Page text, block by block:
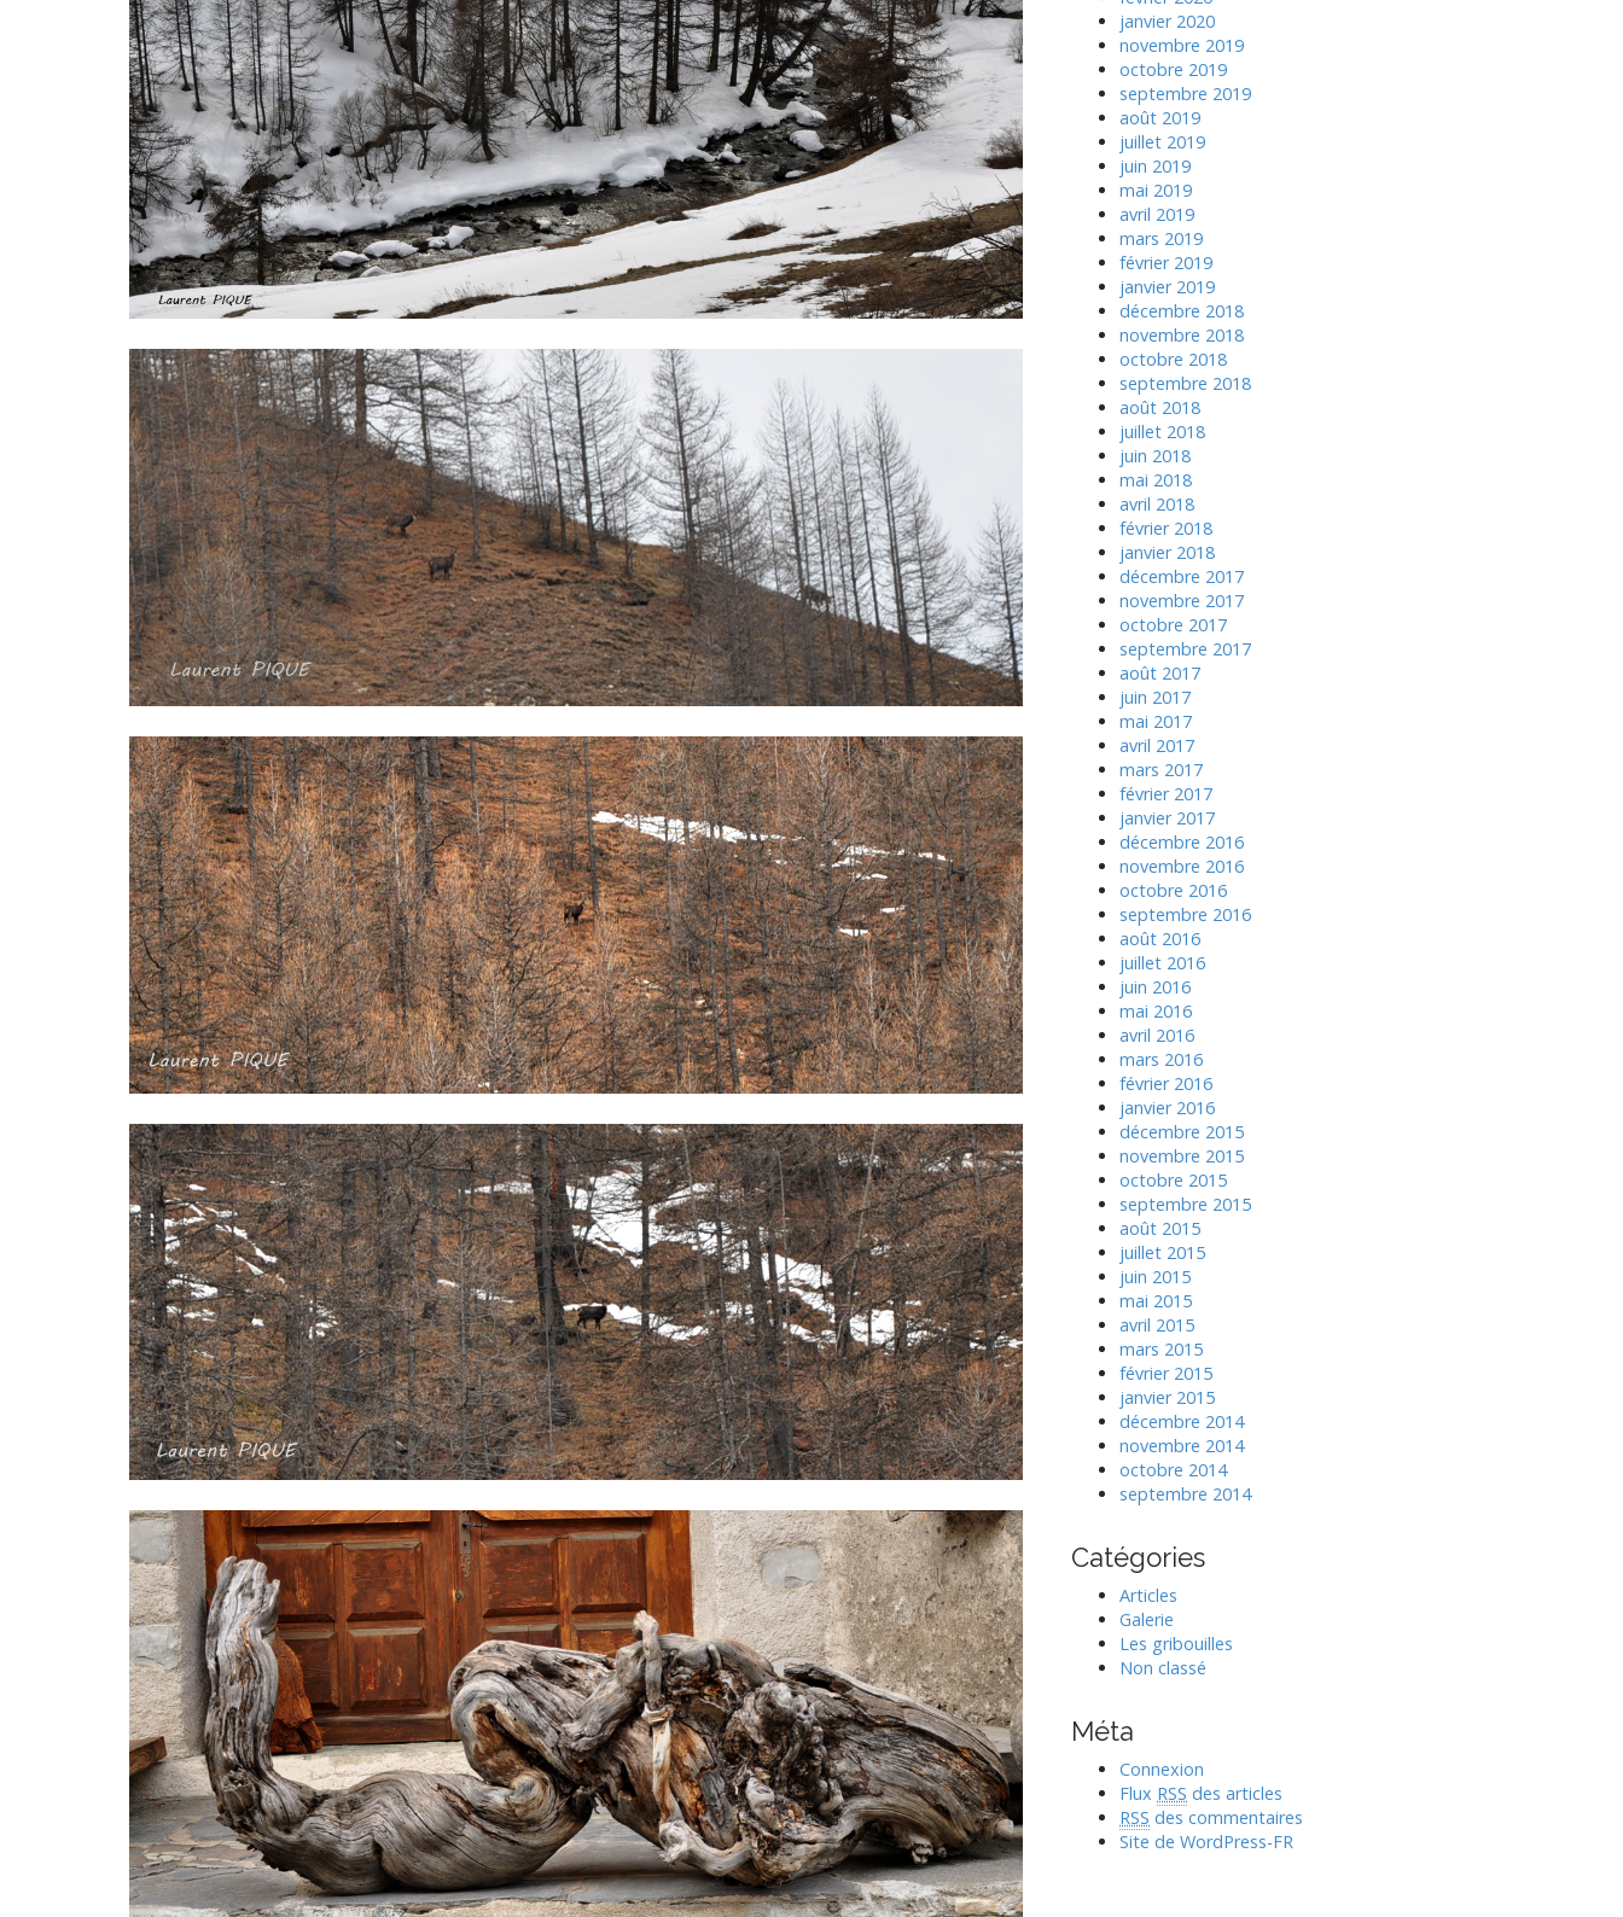
janvier 2020
novembre 2019
octobre 2019
septembre 2019
août 2019
juillet 2019
juin 2019
mai 2019
avril 2019
mars 2019
février 2019
janvier 2019
décembre 2018
novembre 2018
octobre 2018
septembre 2018
août 2018
juillet 2018
juin 2018
mai 2018
avril 2018
février 2018
janvier 2018
décembre 2017
novembre 2017
octobre 2017
septembre 2017
août 2017
juin 2017
mai 2017
avril 2017
mars 2017
février 2017
janvier 2017
décembre 2016
novembre 2016
octobre 2016
septembre 2016
août 2016
juillet 2016
juin 2016
mai 2016
avril 2016
mars 2016
février 2016
janvier 2016
décembre 2015
novembre 2015
octobre 2015
septembre 2015
août 2015
juillet 2015
juin 2015
mai 2015
avril 2015
mars 2015
février 2015
janvier 2015
décembre 2014
novembre 2014
octobre 2014
septembre 2014
Catégories
Articles
Galerie
Les gribouilles
Non classé
Méta
Connexion
Flux RSS des articles
RSS des commentaires
Site de WordPress-FR